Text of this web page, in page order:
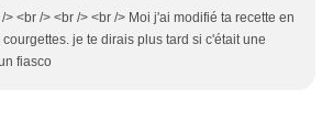
> <br /> <br /> <br /> Moi j'ai modifié ta recette en
je te dirais plus tard si c'était une
fiasco